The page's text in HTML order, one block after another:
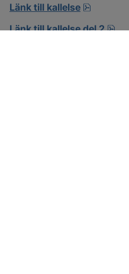
Länk till kallelse
Länk till kallelse del 2